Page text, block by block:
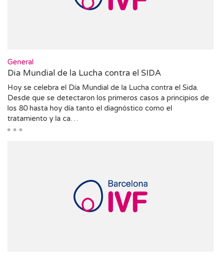
General
Dia Mundial de la Lucha contra el SIDA
Hoy se celebra el Día Mundial de la Lucha contra el Sida.
Desde que se detectaron los primeros casos a principios de
los 80 hasta hoy día tanto el diagnóstico como el
tratamiento y la ca…